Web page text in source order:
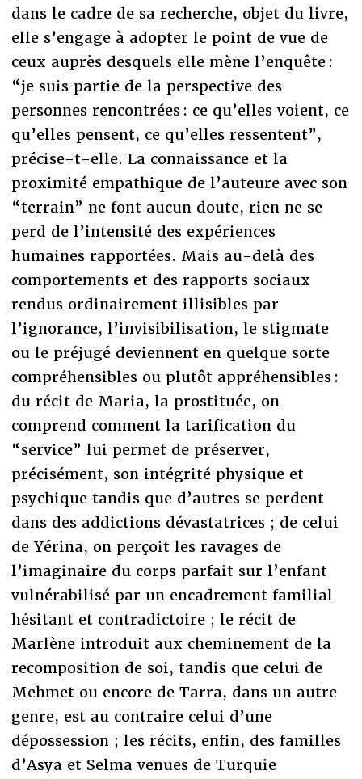
dans le cadre de sa recherche, objet du livre,
elle s’engage à adopter le point de vue de
ceux auprès desquels elle mène l’enquête :
“je suis partie de la perspective des
personnes rencontrées : ce qu’elles voient, ce
qu’elles pensent, ce qu’elles ressentent”,
précise-t-elle. La connaissance et la
proximité empathique de l’auteure avec son
“terrain” ne font aucun doute, rien ne se
perd de l’intensité des expériences
humaines rapportées. Mais au-delà des
comportements et des rapports sociaux
rendus ordinairement illisibles par
l’ignorance, l’invisibilisation, le stigmate
ou le préjugé deviennent en quelque sorte
compréhensibles ou plutôt appréhensibles :
du récit de Maria, la prostituée, on
comprend comment la tarification du
“service” lui permet de préserver,
précisément, son intégrité physique et
psychique tandis que d’autres se perdent
dans des addictions dévastatrices ; de celui
de Yérina, on perçoit les ravages de
l’imaginaire du corps parfait sur l’enfant
vulnérabilisé par un encadrement familial
hésitant et contradictoire ; le récit de
Marlène introduit aux cheminement de la
recomposition de soi, tandis que celui de
Mehmet ou encore de Tarra, dans un autre
genre, est au contraire celui d’une
dépossession ; les récits, enfin, des familles
d’Asya et Selma venues de Turquie